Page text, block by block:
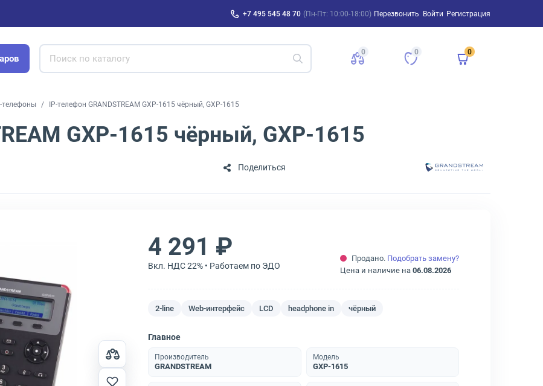
+7 495 545 48 70 (Пн-Пт: 10:00-18:00) Перезвонить Войти Регистрация
0 0 0
телефоны IP-телефон GRANDSTREAM GXP-1615 чёрный, GXP-1615
GXP-1615 чёрный, GXP-1615
Поделиться
4 291 ₽
Вкл. НДС 22% • Работаем по ЭДО
Продано. Подобрать замену?
Цена и наличие на 06.08.2026
2-line Web-интерфейс LCD headphone in чёрный
Главное
Производитель
GRANDSTREAM
Модель
GXP-1615